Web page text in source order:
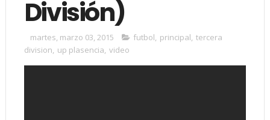
División)
martes, marzo 03, 2015 futbol, principal, tercera
division, up plasencia, video